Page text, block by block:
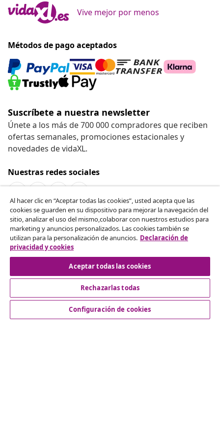
Vive mejor por menos
Métodos de pago aceptados
Suscríbete a nuestra newsletter
Únete a los más de 700 000 compradores que reciben
ofertas semanales, promociones estacionales y
novedades de vidaXL.
Nuestras redes sociales
Desistir del contrato
Solicita la cancelación de tu pedido.
Desistir del contrato
Servicio al Cliente
Al hacer clic en “Aceptar todas las cookies”, usted acepta que las
cookies se guarden en su dispositivo para mejorar la navegación del
sitio, analizar el uso del mismo,colaborar con nuestros estudios para
marketing y anuncios personalizados. Las cookies también se
utilizan para la personalización de anuncios. Declaración de
privacidad y cookies
Aceptar todas las cookies
Rechazarlas todas
Configuración de cookies